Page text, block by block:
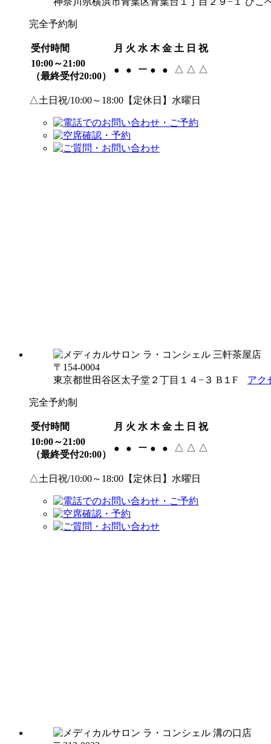
完全予約制
受付時間 月 火 水 木 金 土 日 祝
10:00～21:00
（最終受付20:00）
● ● ー ● ● △ △ △
△土日祝/10:00～18:00【定休日】水曜日
〒154-0004
東京都世田谷区太子堂２丁目１４−３ B１F アク
完全予約制
受付時間 月 火 水 木 金 土 日 祝
10:00～21:00
（最終受付20:00）
● ● ー ● ● △ △ △
△土日祝/10:00～18:00【定休日】水曜日